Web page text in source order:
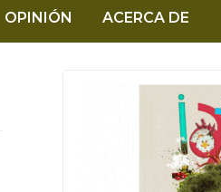
OPINIÓN ACERCA DE